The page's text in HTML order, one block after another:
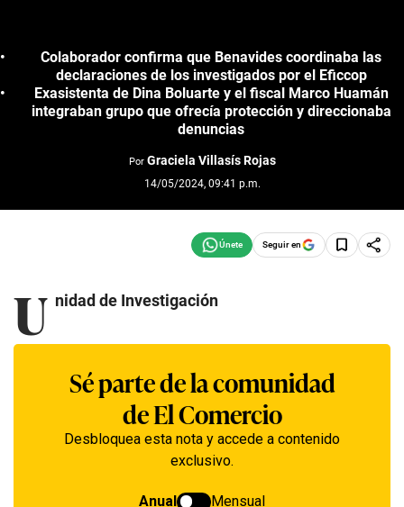
Colaborador confirma que Benavides coordinaba las
declaraciones de los investigados por el Eficcop
Exasistenta de Dina Boluarte y el fiscal Marco Huamán
integraban grupo que ofrecía protección y direccionaba
denuncias
Por Graciela Villasís Rojas
14/05/2024, 09:41 p.m.
Seguir en
U nidad de Investigación